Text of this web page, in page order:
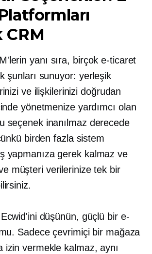
CRM
yanı sıra, birçok e-ticaret
şunları sunuyor: yerleşik
ve ilişkilerinizi doğrudan
yönetmenize yardımcı olan
seçenek inanılmaz derecede
birden fazla sistem
yapmanıza gerek kalmaz ve
müşteri verilerinize tek bir
düşünün, güçlü bir e-
Sadece çevrimiçi bir mağaza
izin vermekle kalmaz, aynı